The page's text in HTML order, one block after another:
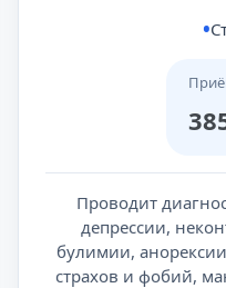
Проводит
депрессии,
булимии,
страхов и фобий,